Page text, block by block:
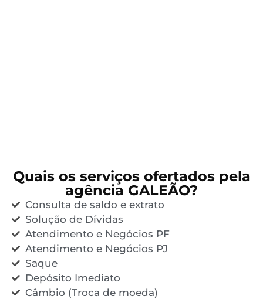
Quais os serviços ofertados pela
agência GALEÃO?
Consulta de saldo e extrato
Solução de Dívidas
Atendimento e Negócios PF
Atendimento e Negócios PJ
Saque
Depósito Imediato
Câmbio (Troca de moeda)